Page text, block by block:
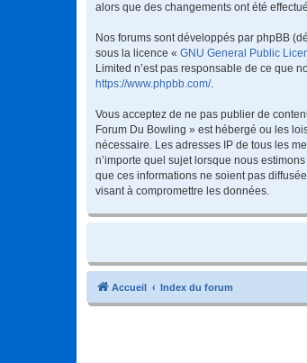
alors que des changements ont été
Nos forums sont développés par phpBB
sous la licence « GNU General Public
Limited n’est pas responsable de ce que
https://www.phpbb.com/.
Vous acceptez de ne pas publier de
Forum Du Bowling » est hébergé ou les
nécessaire. Les adresses IP de tous les
n’importe quel sujet lorsque nous
que ces informations ne soient pas
visant à compromettre les données.
Accueil Index du forum